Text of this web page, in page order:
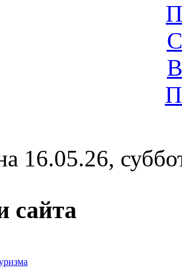
16.05.26,
сайта